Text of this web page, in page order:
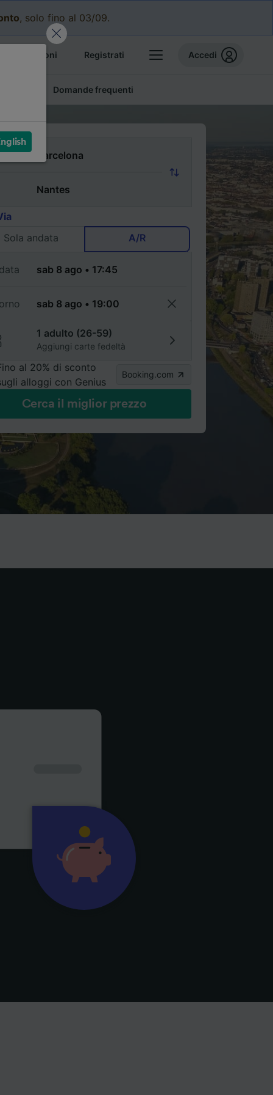
, solo fino al 03/09.
prenotazioni Registrati Accedi
Domande frequenti
Sola andata
A/R
1 adulto (26-59)
Aggiungi carte fedeltà
al 20% di sconto
alloggi con Genius
Booking.com
Cerca il miglior prezzo